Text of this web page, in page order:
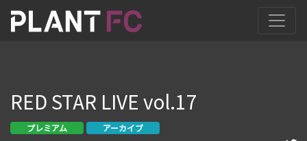
RED STAR LIVE vol.17
プレミアム アーカイブ